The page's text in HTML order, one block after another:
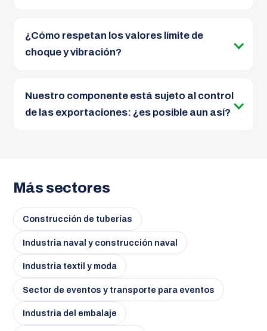
¿Cómo respetan los valores límite de
choque y vibración?
Nuestro componente está sujeto al control
de las exportaciones: ¿es posible aun así?
Más sectores
Construcción de tuberías
Industria naval y construcción naval
Industria textil y moda
Sector de eventos y transporte para eventos
Industria del embalaje